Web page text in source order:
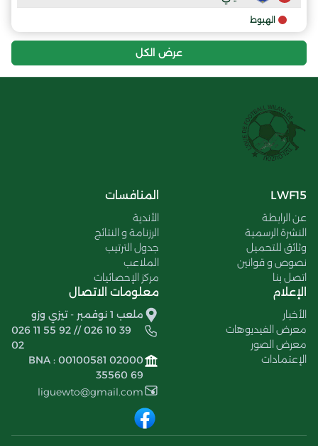
الهبوط
عرض الكل
LWF15
عن الرابطة
النشرة الرسمية
وثائق للتحميل
نصوص و قوانين
اتصل بنا
المنافسات
الأندية
الرزنامة و النتائج
جدول الترتيب
الملاعب
مركز الإحصائيات
الإعلام
الأخبار
معرض الفيديوهات
معرض الصور
الإعتمادات
معلومات الاتصال
ملعب 1 نوفمبر - تيزي وزو
026 11 55 92 // 026 10 39
02
BNA : 00100581 02000
35560 69
liguewto@gmail.com